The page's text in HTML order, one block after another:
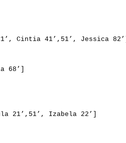
, Cintia 41’ ,51’, Jessica 82’]
68’]
21’ ,51’, Izabela 22’]